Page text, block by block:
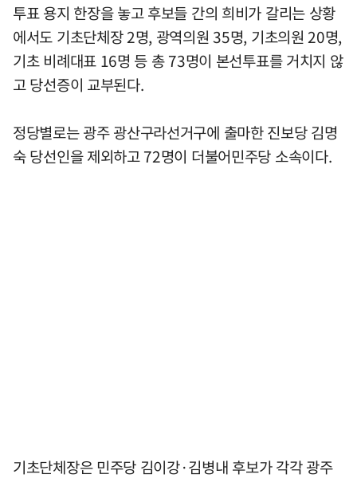
투표 용지 한장을 놓고 후보들 간의 희비가 갈리는 상황
에서도 기초단체장 2명, 광역의원 35명, 기초의원 20명,
기초 비례대표 16명 등 총 73명이 본선투표를 거치지 않
고 당선증이 교부된다.
정당별로는 광주 광산구라선거구에 출마한 진보당 김명
숙 당선인을 제외하고 72명이 더불어민주당 소속이다.
기초단체장은 민주당 김이강·김병내 후보가 각각 광주